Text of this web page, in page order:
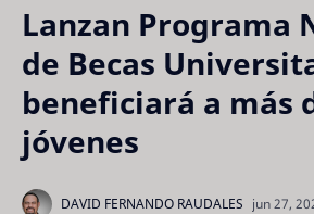
Lanzan Programa
de Becas
beneficiará a más
jóvenes